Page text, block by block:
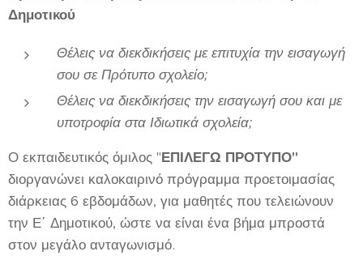
Δημοτικού
Θέλεις να διεκδικήσεις με επιτυχία την εισαγωγή
σου σε Πρότυπο σχολείο;
Θέλεις να διεκδικήσεις την εισαγωγή σου και με
υποτροφία στα Ιδιωτικά σχολεία;
Ο εκπαιδευτικός όμιλος "ΕΠΙΛΕΓΩ ΠΡΟΤΥΠΟ"
διοργανώνει καλοκαιρινό πρόγραμμα προετοιμασίας
διάρκειας 6 εβδομάδων, για μαθητές που τελειώνουν
την Ε΄ Δημοτικού, ώστε να είναι ένα βήμα μπροστά
στον μεγάλο ανταγωνισμό.